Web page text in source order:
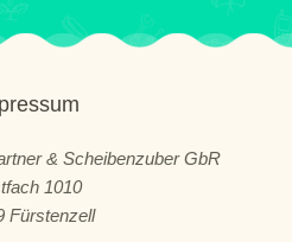
& Scheibenzuber GbR
1010
Fürstenzell